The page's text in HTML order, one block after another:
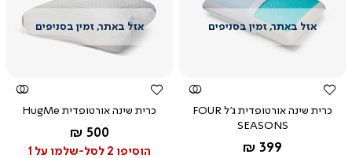
צפייה
כרית שינה אורטופדית ג'ל FOUR
SEASONS
החל מ-
399 ₪
צפייה
מהירה
כרית שינה אורטופדית HugMe
החל מ-
500 ₪
הוסיפו 2 לסל-שלמו על 1